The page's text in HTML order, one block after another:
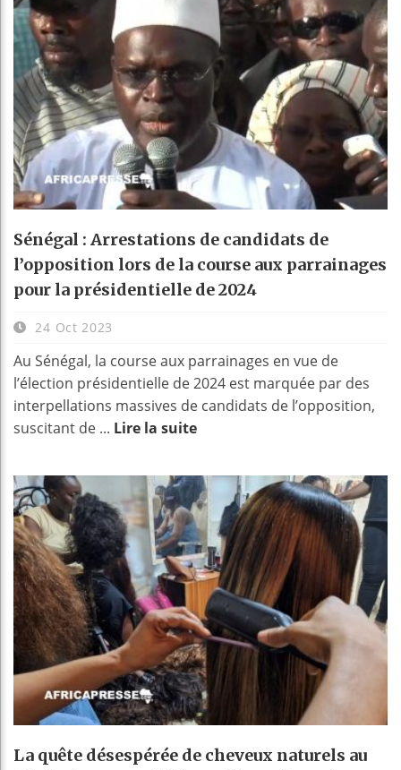
Sénégal : Arrestations de candidats de
l’opposition lors de la course aux parrainages
pour la présidentielle de 2024
24 Oct 2023
Au Sénégal, la course aux parrainages en vue de
l’élection présidentielle de 2024 est marquée par des
interpellations massives de candidats de l’opposition,
suscitant de ... Lire la suite
La quête désespérée de cheveux naturels au